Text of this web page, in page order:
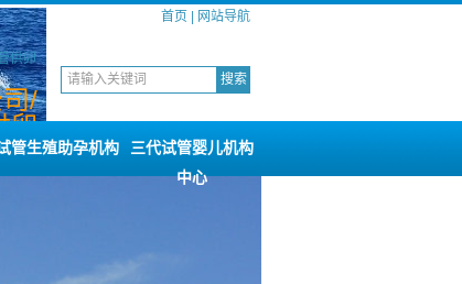
首页 网站导航
供卵
/
卵
管生殖助孕机构
三代试管婴儿机构
中心